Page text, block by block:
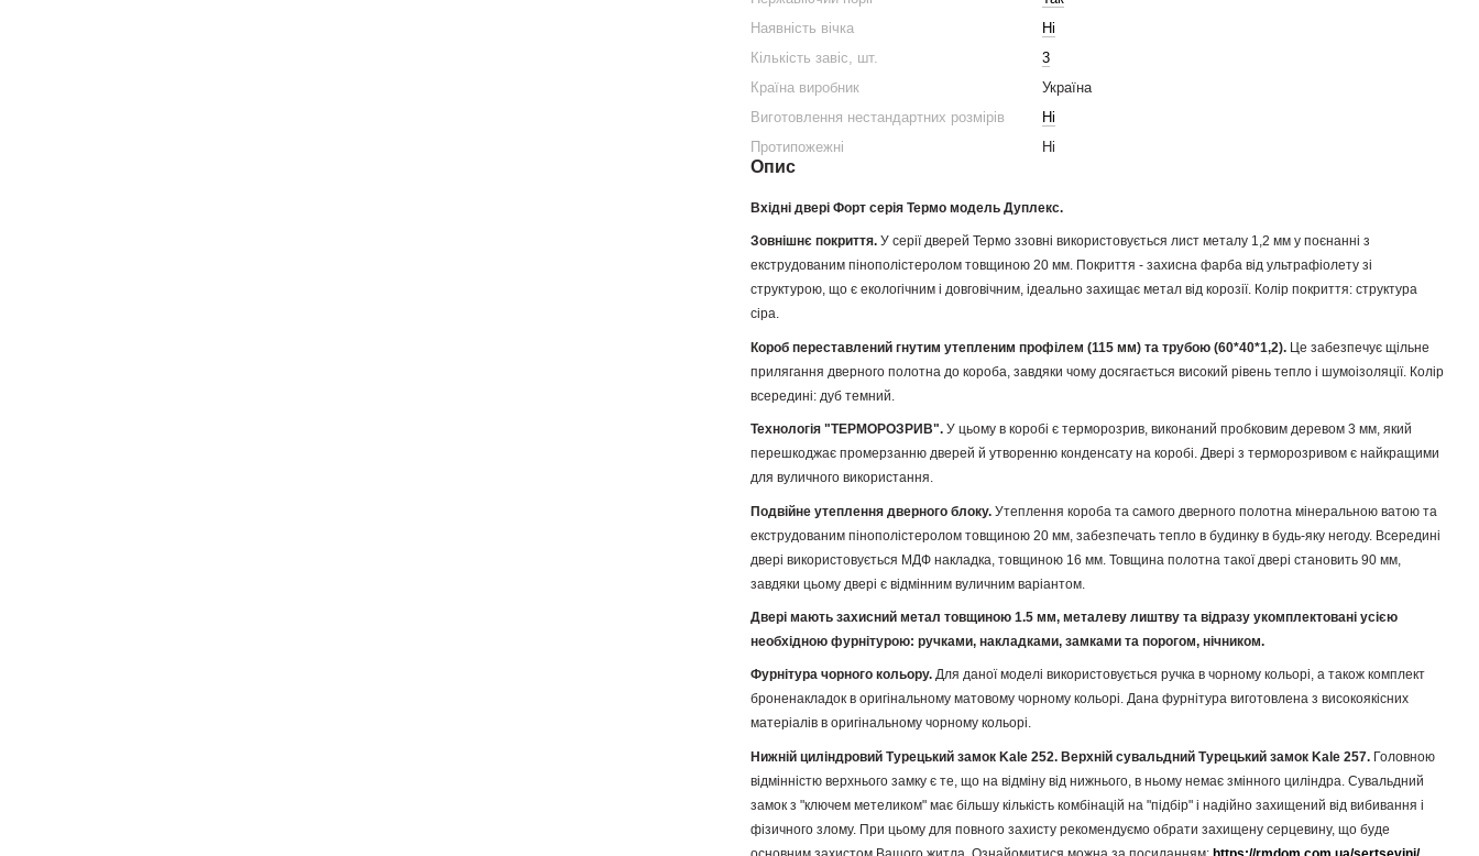
Наявність вічка
Ні
Кількість завіс, шт.
3
Країна виробник
Україна
Виготовлення нестандартних розмірів
Ні
Протипожежні
Ні
Опис
Вхідні двері Форт серія Термо модель Дуплекс.
Зовнішнє покриття. У серії дверей Термо ззовні використовується лист металу 1,2 мм у поєнанні з
екструдованим пінополістеролом товщиною 20 мм. Покриття - захисна фарба від ультрафіолету зі
структурою, що є екологічним і довговічним, ідеально захищає метал від корозії. Колір покриття: структура
сіра.
Короб переставлений гнутим утепленим профілем (115 мм) та трубою (60*40*1,2). Це забезпечує щільне
прилягання дверного полотна до короба, завдяки чому досягається високий рівень тепло і шумоізоляції. Колір
всередині: дуб темний.
Технологія "ТЕРМОРОЗРИВ". У цьому в коробі є терморозрив, виконаний пробковим деревом 3 мм, який
перешкоджає промерзанню дверей й утворенню конденсату на коробі. Двері з терморозривом є найкращими
для вуличного використання.
Подвійне утеплення дверного блоку. Утеплення короба та самого дверного полотна мінеральною ватою та
екструдованим пінополістеролом товщиною 20 мм, забезпечать тепло в будинку в будь-яку негоду. Всередині
двері використовується МДФ накладка, товщиною 16 мм. Товщина полотна такої двері становить 90 мм,
завдяки цьому двері є відмінним вуличним варіантом.
Двері мають захисний метал товщиною 1.5 мм, металеву лиштву та відразу укомплектовані усією
необхідною фурнітурою: ручками, накладками, замками та порогом, нічником.
Фурнітура чорного кольору. Для даної моделі використовується ручка в чорному кольорі, а також комплект
броненакладок в оригінальному матовому чорному кольорі. Дана фурнітура виготовлена з високоякісних
матеріалів в оригінальному чорному кольорі.
Нижній циліндровий Турецький замок Kale 252. Верхній сувальдний Турецький замок Kale 257. Головною
відмінністю верхнього замку є те, що на відміну від нижнього, в ньому немає змінного циліндра. Сувальдний
замок з "ключем метеликом" має більшу кількість комбінацій на "підбір" і надійно захищений від вибивання і
фізичного злому. При цьому для повного захисту рекомендуємо обрати захищену серцевину, що буде